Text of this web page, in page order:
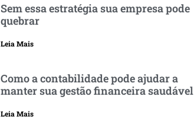
Sem essa estratégia sua empresa pode
quebrar
Leia Mais
Como a contabilidade pode ajudar a
manter sua gestão financeira saudável
Leia Mais